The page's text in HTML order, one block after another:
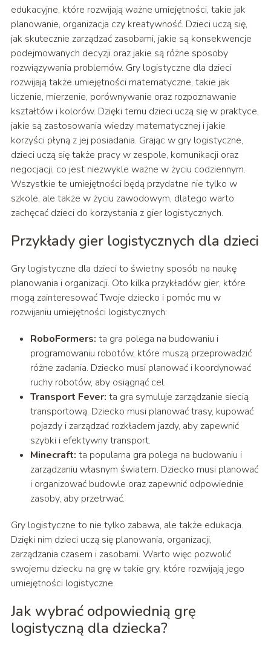
edukacyjne, które rozwijają ważne umiejętności, takie jak
planowanie, organizacja czy kreatywność. Dzieci uczą się,
jak skutecznie zarządzać zasobami, jakie są konsekwencje
podejmowanych decyzji oraz jakie są różne sposoby
rozwiązywania problemów. Gry logistyczne dla dzieci
rozwijają także umiejętności matematyczne, takie jak
liczenie, mierzenie, porównywanie oraz rozpoznawanie
kształtów i kolorów. Dzięki temu dzieci uczą się w praktyce,
jakie są zastosowania wiedzy matematycznej i jakie
korzyści płyną z jej posiadania. Grając w gry logistyczne,
dzieci uczą się także pracy w zespole, komunikacji oraz
negocjacji, co jest niezwykle ważne w życiu codziennym.
Wszystkie te umiejętności będą przydatne nie tylko w
szkole, ale także w życiu zawodowym, dlatego warto
zachęcać dzieci do korzystania z gier logistycznych.
Przykłady gier logistycznych dla dzieci
Gry logistyczne dla dzieci to świetny sposób na naukę
planowania i organizacji. Oto kilka przykładów gier, które
mogą zainteresować Twoje dziecko i pomóc mu w
rozwijaniu umiejętności logistycznych:
RoboFormers: ta gra polega na budowaniu i
programowaniu robotów, które muszą przeprowadzić
różne zadania. Dziecko musi planować i koordynować
ruchy robotów, aby osiągnąć cel.
Transport Fever: ta gra symuluje zarządzanie siecią
transportową. Dziecko musi planować trasy, kupować
pojazdy i zarządzać rozkładem jazdy, aby zapewnić
szybki i efektywny transport.
Minecraft: ta popularna gra polega na budowaniu i
zarządzaniu własnym światem. Dziecko musi planować
i organizować budowle oraz zapewnić odpowiednie
zasoby, aby przetrwać.
Gry logistyczne to nie tylko zabawa, ale także edukacja.
Dzięki nim dzieci uczą się planowania, organizacji,
zarządzania czasem i zasobami. Warto więc pozwolić
swojemu dziecku na grę w takie gry, które rozwijają jego
umiejętności logistyczne.
Jak wybrać odpowiednią grę
logistyczną dla dziecka?